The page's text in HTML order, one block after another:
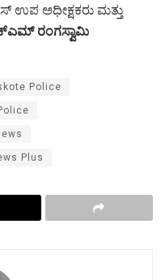
ಉಪ ಅಧೀಕ್ಷಕರು ಮತ್ತು
ರಂಗಸ್ವಾಮಿ
Police
Plus